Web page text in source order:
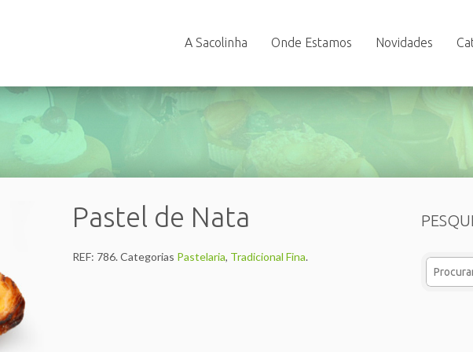
A Sacolinha Onde Estamos Novidades
Pastel de Nata
REF: 786.Categorias Pastelaria, Tradicional Fina.